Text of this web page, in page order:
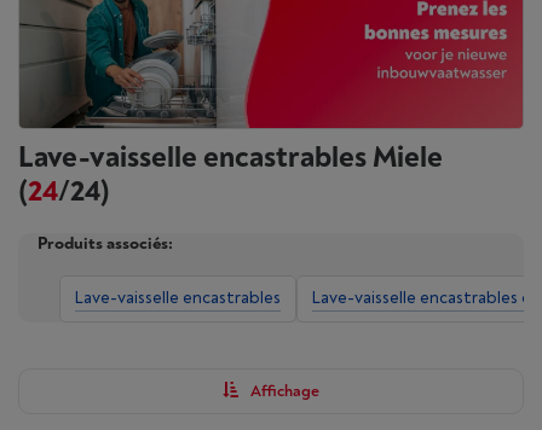
Lave-vaisselle encastrables Miele
(24/24)
Produits associés:
Lave-vaisselle encastrables Lave-vaisselle encastrables
Affichage